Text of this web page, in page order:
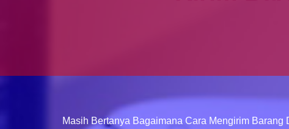
Masih Bertanya Bagaimana Cara Mengirim